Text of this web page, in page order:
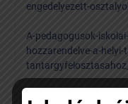
engedelyezett-
A-pedagogusok-
hozzarendelve-a-helyi-